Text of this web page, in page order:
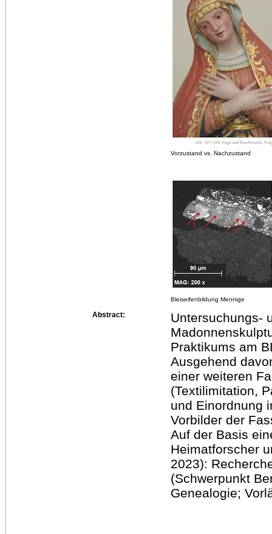
Vorzustand vs. Nachzustand
Bleiseifenbildung Mennige
Abstract:
Untersuchungs-
Praktikums am
Ausgehend
einer weiteren
(Textilimitation,
und Einordnung
Vorbilder der
Auf der Basis
Heimatforscher
2023):
(Schwerpunkt
Genealogie;